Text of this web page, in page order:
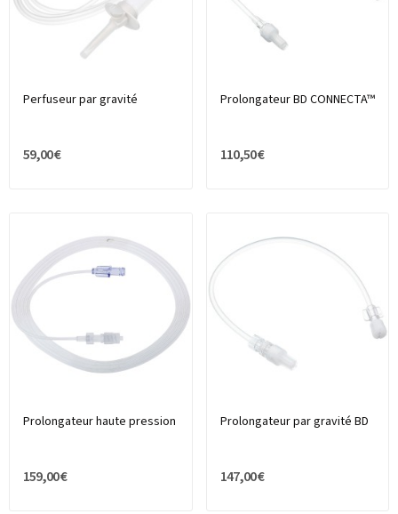
Perfuseur par gravité
59,00 €
Prolongateur BD CONNECTA™
110,50 €
Prolongateur haute pression
159,00 €
Prolongateur par gravité BD
147,00 €